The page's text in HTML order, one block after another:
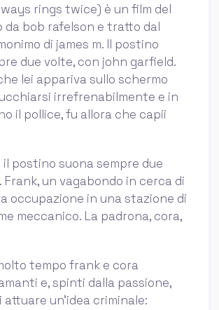
rings twice) è un film del
da bob rafelson e tratto dal
di james m. Il postino
due volte, con john garfield.
lei appariva sullo schermo
irrefrenabilmente e in
il pollice, fu allora che capii
il postino suona sempre due
Frank, un vagabondo in cerca di
occupazione in una stazione di
meccanico. La padrona, cora,
tempo frank e cora
e, spinti dalla passione,
attuare un'idea criminale: